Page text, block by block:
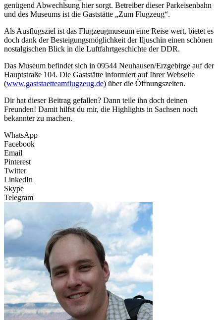
genügend Abwechlsung hier sorgt. Betreiber dieser Parkeisenbahn
und des Museums ist die Gaststätte „Zum Flugzeug“.
Als Ausflugsziel ist das Flugzeugmuseum eine Reise wert, bietet es
doch dank der Besteigungsmöglichkeit der Iljuschin einen schönen
nostalgischen Blick in die Luftfahrtgeschichte der DDR.
Das Museum befindet sich in 09544 Neuhausen/Erzgebirge auf der
Hauptstraße 104. Die Gaststätte informiert auf Ihrer Webseite
(www.gaststaetteamflugzeug.de) über die Öffnungszeiten.
Dir hat dieser Beitrag gefallen? Dann teile ihn doch deinen
Freunden! Damit hilfst du mir, die Highlights in Sachsen noch
bekannter zu machen.
WhatsApp
Facebook
Email
Pinterest
Twitter
LinkedIn
Skype
Telegram